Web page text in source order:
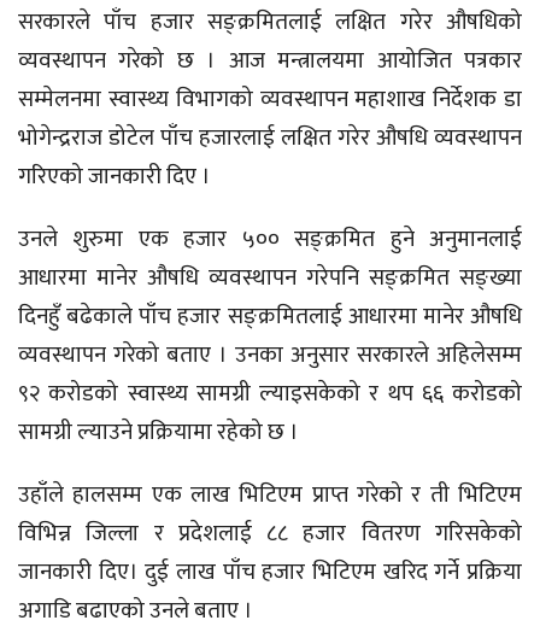
सरकारले पाँच हजार सङ्क्रमितलाई लक्षित गरेर औषधिको
व्यवस्थापन गरेको छ । आज मन्त्रालयमा आयोजित पत्रकार
सम्मेलनमा स्वास्थ्य विभागको व्यवस्थापन महाशाख निर्देशक डा
भोगेन्द्रराज डोटेल पाँच हजारलाई लक्षित गरेर औषधि व्यवस्थापन
गरिएको जानकारी दिए ।
उनले शुरुमा एक हजार ५०० सङ्क्रमित हुने अनुमानलाई
आधारमा मानेर औषधि व्यवस्थापन गरेपनि सङ्क्रमित सङ्ख्या
दिनहुँ बढेकाले पाँच हजार सङ्क्रमितलाई आधारमा मानेर औषधि
व्यवस्थापन गरेको बताए । उनका अनुसार सरकारले अहिलेसम्म
९२ करोडको स्वास्थ्य सामग्री ल्याइसकेको र थप ६६ करोडको
सामग्री ल्याउने प्रक्रियामा रहेको छ ।
उहाँले हालसम्म एक लाख भिटिएम प्राप्त गरेको र ती भिटिएम
विभिन्न जिल्ला र प्रदेशलाई ८८ हजार वितरण गरिसकेको
जानकारी दिए। दुई लाख पाँच हजार भिटिएम खरिद गर्ने प्रक्रिया
अगाडि बढाएको उनले बताए ।